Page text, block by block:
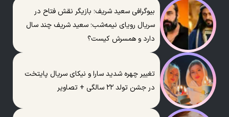
بیوگرافی سعید شریف؛ بازیگر نقش فتاح در
سریال رویای نیمه‌شب؛ سعید شریف چند سال
دارد و همسرش کیست؟
تغییر چهره شدید سارا و نیکای سریال پایتخت
در جشن تولد ۲۲ سالگی + تصاویر